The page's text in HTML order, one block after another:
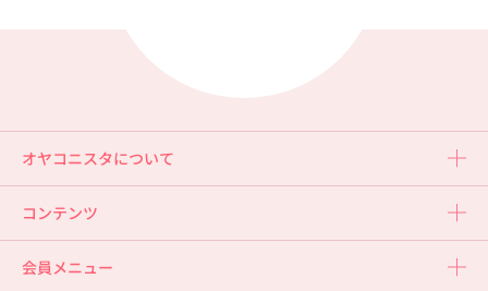
オヤコニスタについて
コンテンツ
会員メニュー